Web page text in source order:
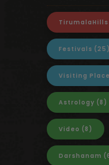
TirumalaHills
Festivals (25)
Visiting
Astrology (8)
Video (8)
Darshanam